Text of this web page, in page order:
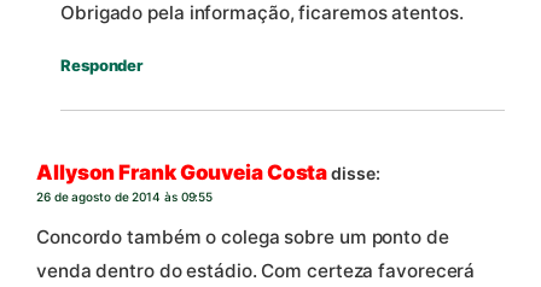
Obrigado pela informação, ficaremos atentos.
Responder
Allyson Frank Gouveia Costadisse:
26 de agosto de 2014 às 09:55
Concordo também o colega sobre um ponto de
venda dentro do estádio. Com certeza favorecerá